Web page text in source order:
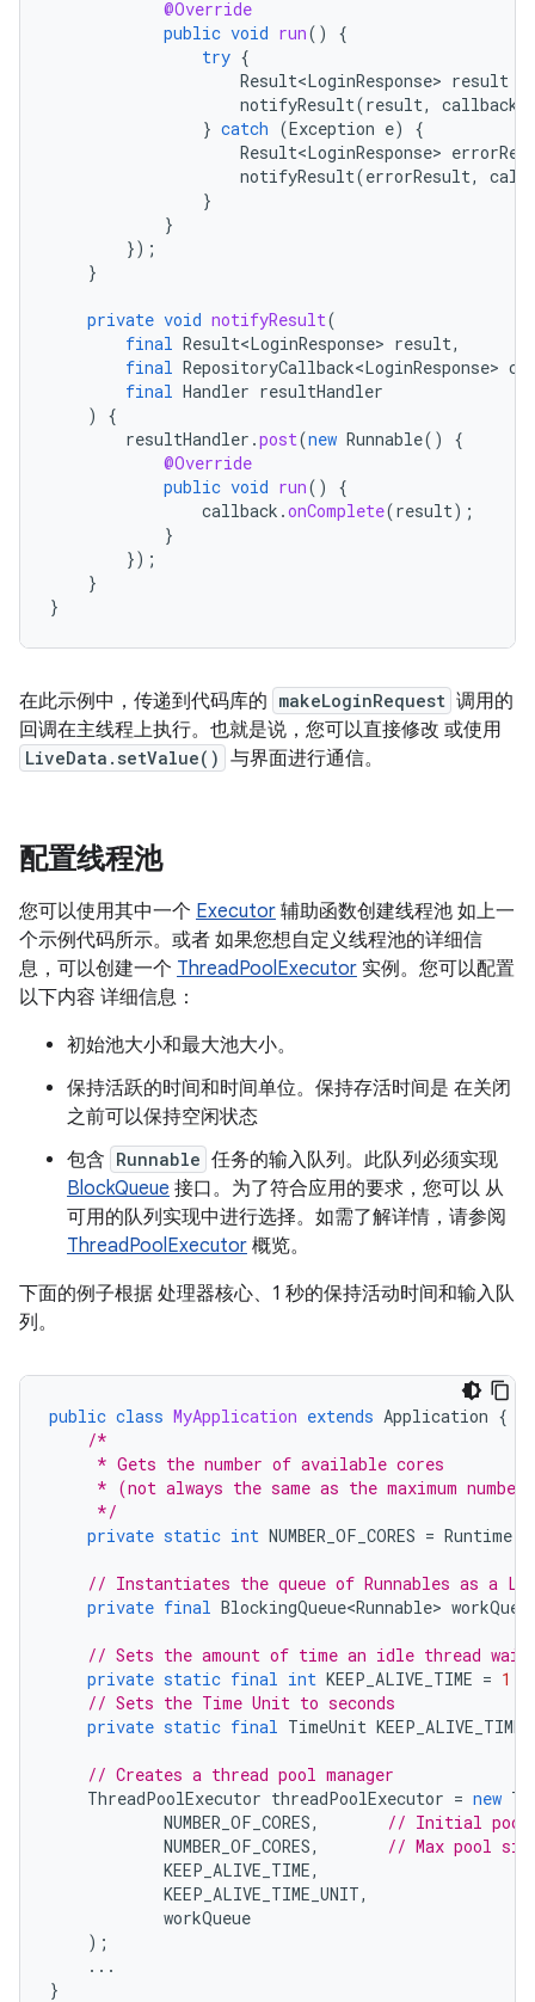
@Override
public void run()
{
try {
Result<LoginResponse> result
notifyResult(result, callback
} catch (Exception e)
{
Result<LoginResponse>
notifyResult(errorResult,
}
}
});
}
private void notifyResult(
final Result<LoginResponse> result,
final RepositoryCallback<LoginResponse>
final Handler resultHandler
)
{
resultHandler .post(new Runnable()
{
@Override
public void run()
{
callback .onComplete(result);
}
});
}
}
在此示例中，传递到代码库的 makeLoginRequest 调用的
回调在主线程上执行。也就是说，您可以直接修改 或使用
LiveData.setValue() 与界面进行通信。
配置线程池
您可以使用其中一个 Executor 辅助函数创建线程池 如上一
个示例代码所示。或者 如果您想自定义线程池的详细信
息，可以创建一个 ThreadPoolExecutor 实例。您可以配置
以下内容 详细信息：
初始池大小和最大池大小。
保持活跃的时间和时间单位。 保持存活时间是 在关闭
之前可以保持空闲状态
包含 Runnable 任务的输入队列。此队列必须实现
BlockQueue 接口。为了符合应用的要求，您可以 从
可用的队列实现中进行选择。如需了解详情，请参阅
ThreadPoolExecutor 概览。
下面的例子根据 处理器核心、1 秒的保持活动时间和输入队
列。
public class MyApplication extends Application {
/*
     * Gets the number of available cores
* (not always the same as the maximum number
     */
private static int NUMBER_OF_CORES = Runtime
// Instantiates the queue of Runnables as a
private final BlockingQueue<Runnable>
// Sets the amount of time an idle thread
private static final int KEEP_ALIVE_TIME = 1
// Sets the Time Unit to seconds
private static final TimeUnit
// Creates a thread pool manager
ThreadPoolExecutor threadPoolExecutor = new
NUMBER_OF_CORES,
// Initial pool
NUMBER_OF_CORES,
// Max pool
KEEP_ALIVE_TIME,
KEEP_ALIVE_TIME_UNIT,
workQueue
);
...
}